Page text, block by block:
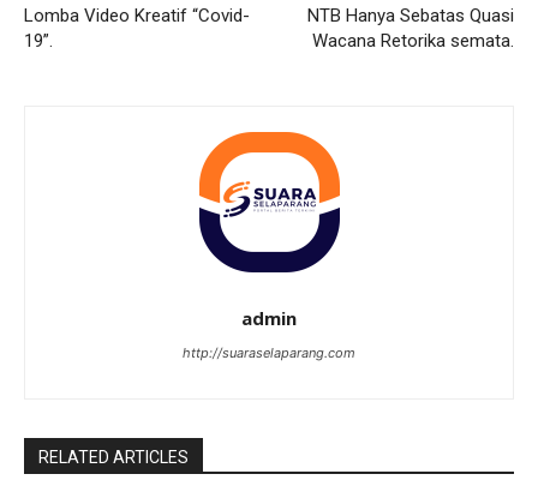
Lomba Video Kreatif “Covid-
19”.
NTB Hanya Sebatas Quasi
Wacana Retorika semata.
admin
http://suaraselaparang.com
RELATED ARTICLES